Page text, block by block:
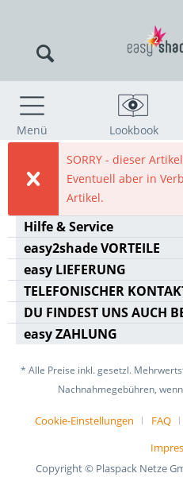
Menü Lookbook
SORRY - dieser
Eventuell aber in
Artikel.
Hilfe & Service
easy2shade VORTEILE
easy LIEFERUNG
TELEFONISCHER
DU FINDEST UNS AUCH
easy ZAHLUNG
* Alle Preise inkl. gesetzl.
Nachnahmegebühren,
Cookie-Einstellungen FAQ
Copyright © Plaspack Netze